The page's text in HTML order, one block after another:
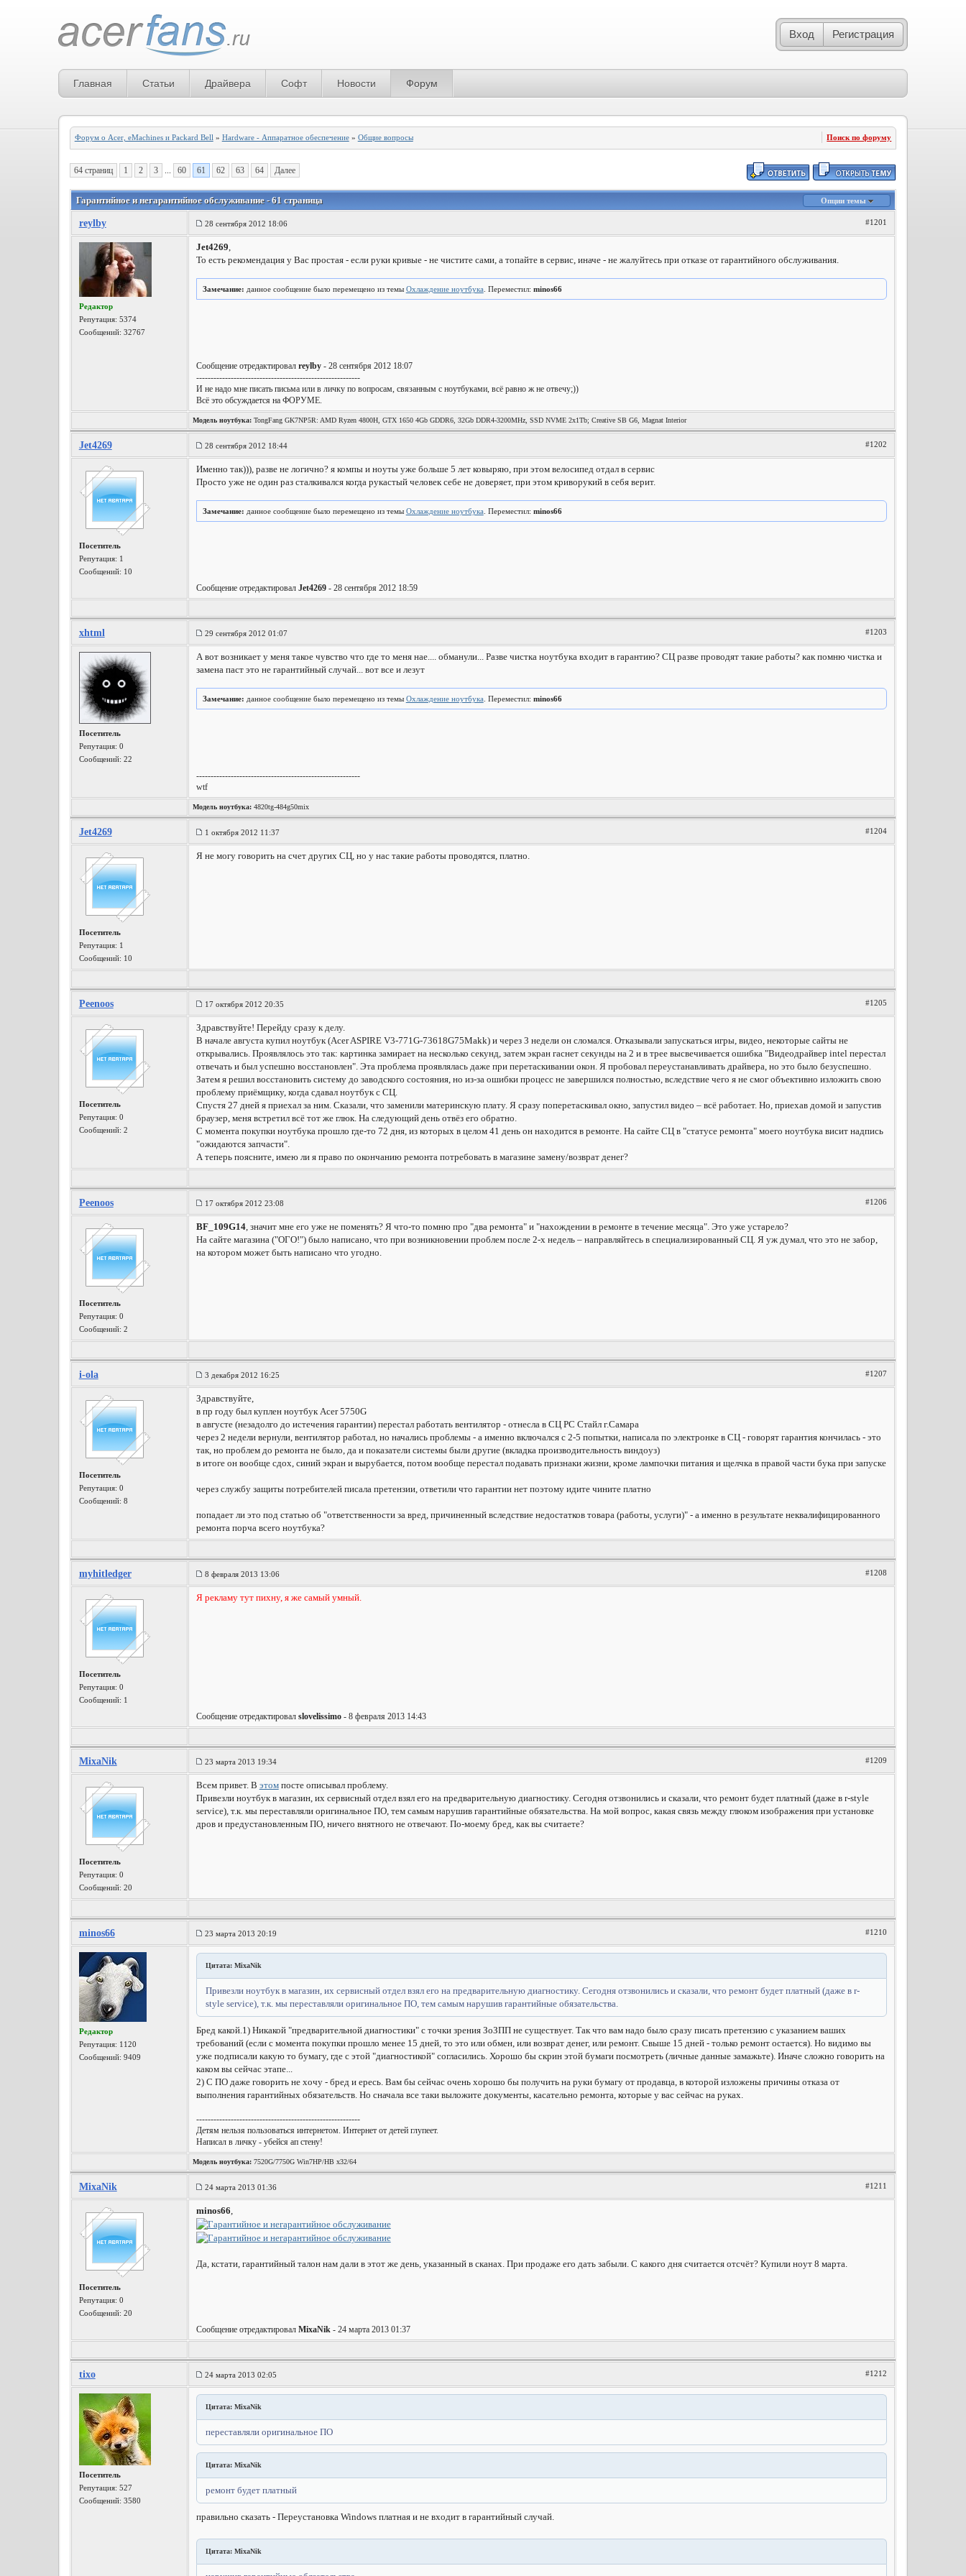
Вход Регистрация
Главная Статьи Драйвера Софт Новости Форум
Форум о Acer, eMachines и Packard Bell » Hardware - Аппаратное обеспечение» Общие вопросы Поиск по форуму
64 страниц 1 2 3 ... 60 61 62 63 64 Далее
Гарантийное и негарантийное обслуживание - 61 страница Опции темы
reylby 28 сентября 2012 18:06 #1201
Редактор
Репутация: 5374
Сообщений: 32767
Jet4269,
То есть рекомендация у Вас простая - если руки кривые - не чистите сами, а топайте в сервис, иначе - не жалуйтесь при отказе от гарантийного обслуживания.
Замечание: данное сообщение было перемещено из темы Охлаждение ноутбука . Переместил: minos66
Сообщение отредактировал reylby- 28 сентября 2012 18:07
---------------------------------------------------------
И не надо мне писать письма или в личку по вопросам, связанным с ноутбуками, всё равно ж не отвечу;))
Всё это обсуждается на ФОРУМЕ.
Модель ноутбука:TongFang GK7NP5R: AMD Ryzen 4800H, GTX 1650 4Gb GDDR6, 32Gb DDR4-3200MHz, SSD NVME 2x1Tb; Creative SB G6, Magnat Interior
Wireless, Win10 x64, etc.
Jet4269 28 сентября 2012 18:44 #1202
Посетитель
Репутация: 1
Сообщений: 10
Именно так))), разве не логично? я компы и ноуты уже больше 5 лет ковыряю, при этом велосипед отдал в сервис
Просто уже не один раз сталкивался когда рукастый человек себе не доверяет, при этом криворукий в себя верит.
Замечание: данное сообщение было перемещено из темы Охлаждение ноутбука . Переместил: minos66
Сообщение отредактировал Jet4269- 28 сентября 2012 18:59
xhtml 29 сентября 2012 01:07 #1203
Посетитель
Репутация: 0
Сообщений: 22
А вот возникает у меня такое чувство что где то меня нае.... обманули... Разве чистка ноутбука входит в гарантию? СЦ разве проводят такие работы? как помню чистка и
замена паст это не гарантийный случай... вот все и лезут
Замечание: данное сообщение было перемещено из темы Охлаждение ноутбука . Переместил: minos66
---------------------------------------------------------
wtf
Модель ноутбука:4820tg-484g50mix
Jet4269 1 октября 2012 11:37 #1204
Посетитель
Репутация: 1
Сообщений: 10
Я не могу говорить на счет других СЦ, но у нас такие работы проводятся, платно.
Peenoos 17 октября 2012 20:35 #1205
Посетитель
Репутация: 0
Сообщений: 2
Здравствуйте! Перейду сразу к делу.
В начале августа купил ноутбук (Acer ASPIRE V3-771G-73618G75Makk) и через 3 недели он сломался. Отказывали запускаться игры, видео, некоторые сайты не
открывались. Проявлялось это так: картинка замирает на несколько секунд, затем экран гаснет секунды на 2 и в трее высвечивается ошибка "Видеодрайвер intel перестал
отвечать и был успешно восстановлен". Эта проблема проявлялась даже при перетаскивании окон. Я пробовал переустанавливать драйвера, но это было безуспешно.
Затем я решил восстановить систему до заводского состояния, но из-за ошибки процесс не завершился полностью, вследствие чего я не смог объективно изложить свою
проблему приёмщику, когда сдавал ноутбук с СЦ.
Спустя 27 дней я приехал за ним. Сказали, что заменили материнскую плату. Я сразу поперетаскивал окно, запустил видео – всё работает. Но, приехав домой и запустив
браузер, меня встретил всё тот же глюк. На следующий день отвёз его обратно.
С момента покупки ноутбука прошло где-то 72 дня, из которых в целом 41 день он находится в ремонте. На сайте СЦ в "статусе ремонта" моего ноутбука висит надпись
"ожидаются запчасти".
А теперь поясните, имею ли я право по окончанию ремонта потребовать в магазине замену/возврат денег?
Peenoos 17 октября 2012 23:08 #1206
Посетитель
Репутация: 0
Сообщений: 2
BF_109G14, значит мне его уже не поменять? Я что-то помню про "два ремонта" и "нахождении в ремонте в течение месяца". Это уже устарело?
На сайте магазина ("ОГО!") было написано, что при возникновении проблем после 2-х недель – направляйтесь в специализированный СЦ. Я уж думал, что это не забор,
на котором может быть написано что угодно.
i-ola 3 декабря 2012 16:25 #1207
Посетитель
Репутация: 0
Сообщений: 8
Здравствуйте,
в пр году был куплен ноутбук Acer 5750G
в августе (незадолго до истечения гарантии) перестал работать вентилятор - отнесла в СЦ РС Стайл г.Самара
через 2 недели вернули, вентилятор работал, но начались проблемы - а именно включался с 2-5 попытки, написала по электронке в СЦ - говорят гарантия кончилась - это
так, но проблем до ремонта не было, да и показатели системы были другие (вкладка производительность виндоуз)
в итоге он вообще сдох, синий экран и вырубается, потом вообще перестал подавать признаки жизни, кроме лампочки питания и щелчка в правой части бука при запуске
через службу защиты потребителей писала претензии, ответили что гарантии нет поэтому идите чините платно
попадает ли это под статью об "ответственности за вред, причиненный вследствие недостатков товара (работы, услуги)" - а именно в результате неквалифицированного
ремонта порча всего ноутбука?
myhitledger 8 февраля 2013 13:06 #1208
Посетитель
Репутация: 0
Сообщений: 1
Я рекламу тут пихну, я же самый умный.
Сообщение отредактировал slovelissimo- 8 февраля 2013 14:43
MixaNik 23 марта 2013 19:34 #1209
Посетитель
Репутация: 0
Сообщений: 20
Всем привет. В этомпосте описывал проблему.
Привезли ноутбук в магазин, их сервисный отдел взял его на предварительную диагностику. Сегодня отзвонились и сказали, что ремонт будет платный (даже в r-style
service), т.к. мы переставляли оригинальное ПО, тем самым нарушив гарантийные обязательства. На мой вопрос, какая связь между глюком изображения при установке
дров и предустановленным ПО, ничего внятного не отвечают. По-моему бред, как вы считаете?
minos66 23 марта 2013 20:19 #1210
Редактор
Репутация: 1120
Сообщений: 9409
Цитата: MixaNik
Привезли ноутбук в магазин, их сервисный отдел взял его на предварительную диагностику. Сегодня отзвонились и сказали, что ремонт будет платный (даже в r-
style service), т.к. мы переставляли оригинальное ПО, тем самым нарушив гарантийные обязательства.
Бред какой.1) Никакой "предварительной диагностики" с точки зрения ЗоЗПП не существует. Так что вам надо было сразу писать претензию с указанием ваших
требований (если с момента покупки прошло менее 15 дней, то это или обмен, или возврат денег, или ремонт. Свыше 15 дней - только ремонт остается). Но видимо вы
уже подписали какую то бумагу, где с этой "диагностикой" согласились. Хорошо бы скрин этой бумаги посмотреть (личные данные замажьте). Иначе сложно говорить на
каком вы сейчас этапе...
2) С ПО даже говорить не хочу - бред и ересь. Вам бы сейчас очень хорошо бы получить на руки бумагу от продавца, в которой изложены причины отказа от
выполнения гарантийных обязательств. Но сначала все таки выложите документы, касательно ремонта, которые у вас сейчас на руках.
---------------------------------------------------------
Детям нельзя пользоваться интернетом. Интернет от детей глупеет.
Написал в личку - убейся ап стену!
Модель ноутбука:7520G/7750G Win7HP/HB x32/64
MixaNik 24 марта 2013 01:36 #1211
Посетитель
Репутация: 0
Сообщений: 20
minos66,
Да, кстати, гарантийный талон нам дали в этот же день, указанный в сканах. При продаже его дать забыли. С какого дня считается отсчёт? Купили ноут 8 марта.
Сообщение отредактировал MixaNik- 24 марта 2013 01:37
tixo 24 марта 2013 02:05 #1212
Посетитель
Репутация: 527
Сообщений: 3580
Цитата: MixaNik
переставляли оригинальное ПО
Цитата: MixaNik
ремонт будет платный
правильно сказать - Переустановка Windows платная и не входит в гарантийный случай.
Цитата: MixaNik